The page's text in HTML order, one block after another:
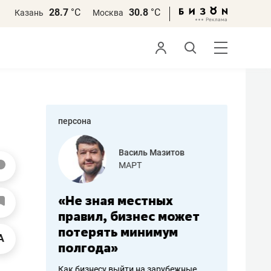
Казань 28.7 °С Москва 30.8 °С
персона
работа
Василь Мазитов
МАРТ
«Не зная местных
правил, бизнес может
потерять минимум
полгода»